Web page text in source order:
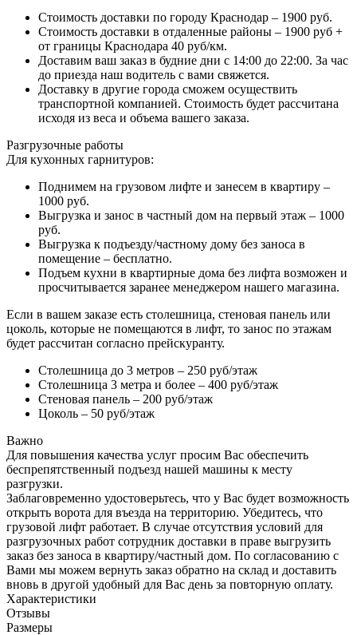
Стоимость доставки по городу Краснодар – 1900 руб.
Стоимость доставки в отдаленные районы – 1900 руб +
от границы Краснодара 40 руб/км.
Доставим ваш заказ в будние дни с 14:00 до 22:00. За час
до приезда наш водитель с вами свяжется.
Доставку в другие города сможем осуществить
транспортной компанией. Стоимость будет рассчитана
исходя из веса и объема вашего заказа.
Разгрузочные работы
Для кухонных гарнитуров:
Поднимем на грузовом лифте и занесем в квартиру –
1000 руб.
Выгрузка и занос в частный дом на первый этаж – 1000
руб.
Выгрузка к подъезду/частному дому без заноса в
помещение – бесплатно.
Подъем кухни в квартирные дома без лифта возможен и
просчитывается заранее менеджером нашего магазина.
Если в вашем заказе есть столешница, стеновая панель или
цоколь, которые не помещаются в лифт, то занос по этажам
будет рассчитан согласно прейскуранту.
Столешница до 3 метров – 250 руб/этаж
Столешница 3 метра и более – 400 руб/этаж
Стеновая панель – 200 руб/этаж
Цоколь – 50 руб/этаж
Важно
Для повышения качества услуг просим Вас обеспечить
беспрепятственный подъезд нашей машины к месту
разгрузки.
Заблаговременно удостоверьтесь, что у Вас будет возможность
открыть ворота для въезда на территорию. Убедитесь, что
грузовой лифт работает. В случае отсутствия условий для
разгрузочных работ сотрудник доставки в праве выгрузить
заказ без заноса в квартиру/частный дом. По согласованию с
Вами мы можем вернуть заказ обратно на склад и доставить
вновь в другой удобный для Вас день за повторную оплату.
Характеристики
Отзывы
Размеры